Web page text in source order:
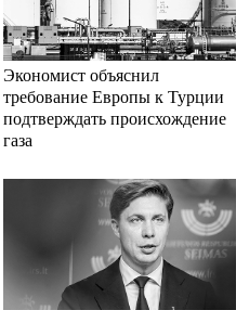
Экономист объяснил
требование Европы к Турции
подтверждать происхождение
газа